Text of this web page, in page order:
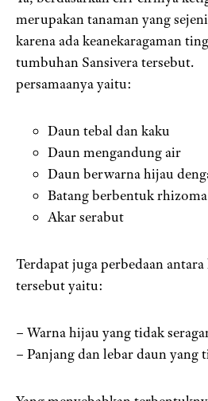
merupakan tanaman yang
karena ada keanekaragaman
tumbuhan Sansivera tersebut.
persamaanya yaitu:
Daun tebal dan kaku
Daun mengandung air
Daun berwarna hijau
Batang berbentuk rhizoma
Akar serabut
Terdapat juga perbedaan
tersebut yaitu:
– Warna hijau yang tidak
– Panjang dan lebar daun yang